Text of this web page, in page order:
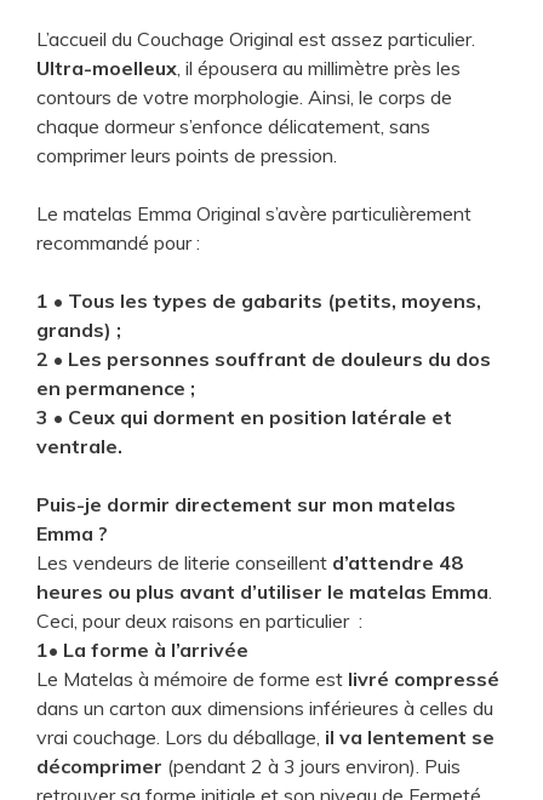
L’accueil du Couchage Original est assez particulier.
Ultra-moelleux , il épousera au millimètre près les
contours de votre morphologie. Ainsi, le corps de
chaque dormeur s’enfonce délicatement, sans
comprimer leurs points de pression.
Le matelas Emma Original s’avère particulièrement
recommandé pour :
1 • Tous les types de gabarits (petits, moyens,
grands) ;
2 • Les personnes souffrant de douleurs du dos
en permanence ;
3 • Ceux qui dorment en position latérale et
ventrale.
Puis-je dormir directement sur mon matelas
Emma ?
Les vendeurs de literie conseillent d’attendre 48
heures ou plus avant d’utiliser le matelas Emma
Ceci, pour deux raisons en particulier :
1• La forme à l’arrivée
Le Matelas à mémoire de forme est livré compressé
dans un carton aux dimensions inférieures à celles du
vrai couchage. Lors du déballage, il va lentement se
décomprimer (pendant 2 à 3 jours environ). Puis
retrouver sa forme initiale et son niveau de Fermeté.